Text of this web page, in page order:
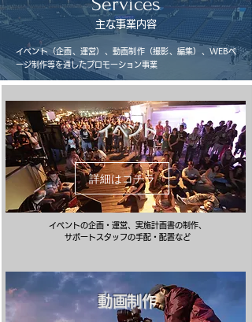
​主な事業内容
イベント（企画、運営）、動画制作（撮影、編集）、WEBペ
ージ制作等を通したプロモーション事業
イベント
詳細はコチラ
イベントの企画・運営、実施計画書の制作、
サポートスタッフの手配・配置など
動画制作